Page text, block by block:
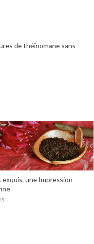
de théïnomane sans
exquis, une Impression